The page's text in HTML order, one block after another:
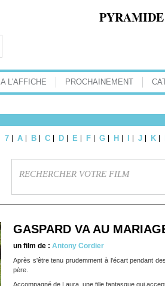
A L'AFFICHE PROCHAINEMENT
7 A B C D E F G H J K
GASPARD VA AU
un film de : Antony Cordier
Après s'être tenu prudemment à l'écart pendant
père.
Accompagné de Laura, une fille fantasque qui